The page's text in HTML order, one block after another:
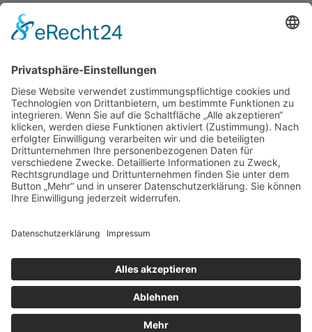
Informationen über den Umgang mit deinen persönlichen Daten
sind in der Datenschutzerklärung enthalten.
Foren-Übersicht
Alle Zeiten sindUTC+02:00
Alle Cookies löschen
Powered byphpBB® Forum Software © phpBB Limited
Deutsche Übersetzung durchphpBB.de
Datenschutz |Nutzungsbedingungen
Time: 0.027s| Peak Memory Usage: 10.13 MiB | GZIP: Off